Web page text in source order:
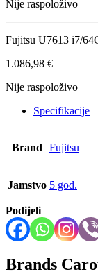
Nije raspoloživo
Fujitsu U7613 i7/
1.086,98 €
Nije raspoloživo
Specifikacije
Brand Fujitsu
Jamstvo 5 god.
Podijeli
Brands